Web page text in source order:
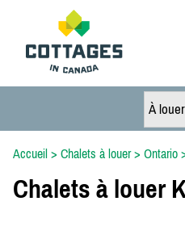
À louer
Accueil> Chalets à louer> Ontario
Chalets à louer